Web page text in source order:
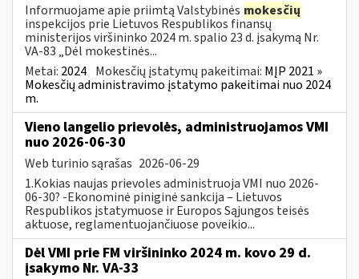
Informuojame apie priimtą Valstybinės mokesčių
inspekcijos prie Lietuvos Respublikos finansų
ministerijos viršininko 2024 m. spalio 23 d. įsakymą Nr.
VA-83 „Dėl mokestinės...
Metai: 2024 Mokesčių įstatymų pakeitimai: MĮP 2021 »
Mokesčių administravimo įstatymo pakeitimai nuo 2024
m.
Vieno langelio prievolės, administruojamos VMI
nuo 2026-06-30
Web turinio sąrašas 2026-06-29
1.Kokias naujas prievoles administruoja VMI nuo 2026-
06-30? -Ekonominė piniginė sankcija – Lietuvos
Respublikos įstatymuose ir Europos Sąjungos teisės
aktuose, reglamentuojančiuose poveikio...
Dėl VMI prie FM viršininko 2024 m. kovo 29 d.
įsakymo Nr. VA-33